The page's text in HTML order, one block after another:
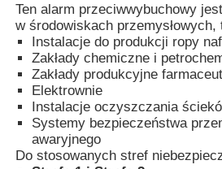
Oświetlenie przeciwwybuchowe
Lampka alarmowa
wentylator przeciwwybuchowy
Ten alarm przeciwwybuchowy
w środowiskach przemysłowych,
Instalacje do produkcji ropy
Zakłady chemiczne i
Zakłady produkcyjne
Elektrownie
Instalacje oczyszczania
Systemy bezpieczeństwa
awaryjnego
Do stosowanych stref